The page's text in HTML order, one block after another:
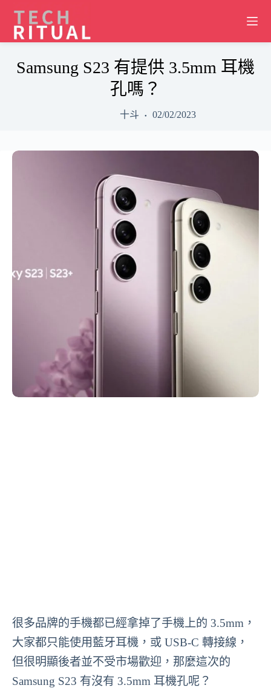
content
Samsung S23 有提供 3.5mm 耳機
孔嗎？
十斗 02/02/2023
很多品牌的手機都已經拿掉了手機上的 3.5mm，
大家都只能使用藍牙耳機，或 USB-C 轉接線，
但很明顯後者並不受市場歡迎，那麼這次的
Samsung S23 有沒有 3.5mm 耳機孔呢？